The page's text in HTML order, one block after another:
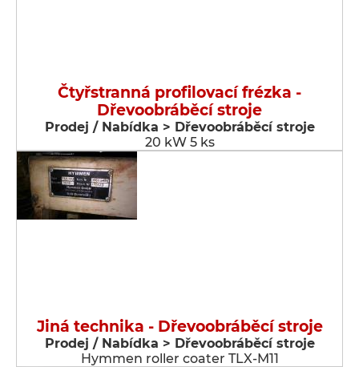
Čtyřstranná profilovací frézka -
Dřevoobráběcí stroje
Prodej / Nabídka > Dřevoobráběcí stroje
20 kW 5 ks
Jiná technika - Dřevoobráběcí stroje
Prodej / Nabídka > Dřevoobráběcí stroje
Hymmen roller coater TLX-M11